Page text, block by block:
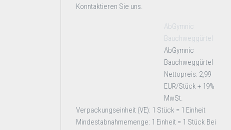
Konntaktieren Sie uns.
AbGymnic
Bauchweggürtel
AbGymnic
Bauchweggürtel
Nettopreis: 2,99
EUR/Stück + 19%
MwSt.
Verpackungseinheit (VE): 1 Stück = 1 Einheit
Mindestabnahmemenge: 1 Einheit = 1 Stück Bei